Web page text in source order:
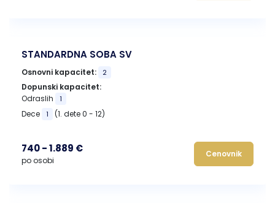
STANDARDNA SOBA SV
Osnovni kapacitet: 2
Dopunski kapacitet:
Odraslih
1
Dece 1 (1. dete 0 - 12)
740 - 1.889 €
po osobi
Cenovnik